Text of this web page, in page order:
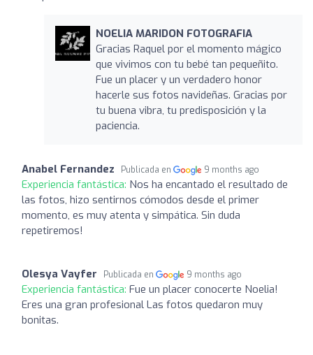
NOELIA MARIDON FOTOGRAFIA
Gracias Raquel por el momento mágico
que vivimos con tu bebé tan pequeñito.
Fue un placer y un verdadero honor
hacerle sus fotos navideñas. Gracias por
tu buena vibra, tu predisposición y la
paciencia.
Anabel Fernandez Publicada en 9 months ago
Experiencia fantástica: Nos ha encantado el resultado de
las fotos, hizo sentirnos cómodos desde el primer
momento, es muy atenta y simpática. Sin duda
repetiremos!
Olesya Vayfer Publicada en 9 months ago
Experiencia fantástica: Fue un placer conocerte Noelia!
Eres una gran profesional Las fotos quedaron muy
bonitas.